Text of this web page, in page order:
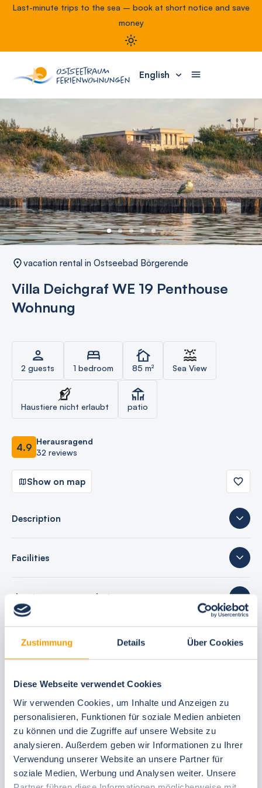
Zustimmung Details Über Cookies
Diese Webseite verwendet Cookies
Wir verwenden Cookies, um Inhalte und Anzeigen zu
personalisieren, Funktionen für soziale Medien anbieten
zu können und die Zugriffe auf unsere Website zu
analysieren. Außerdem geben wir Informationen zu Ihrer
Verwendung unserer Website an unsere Partner für
soziale Medien, Werbung und Analysen weiter. Unsere
Last-minute trips to the sea – book at short notice and save
money
English
vacation rental in Ostseebad Börgerende
Villa Deichgraf WE 19 Penthouse
Wohnung
2 guests 1 bedroom 85 m² Sea View
Haustiere nicht erlaubt patio
4.9 Herausragend
32 reviews
Show on map
Description
Facilities
sleeping accommodations
Your booking benefits
best price guarantee
Reserve free of charge for 24 hours
30 Tage vor Anreise kostenfrei stornieren
Flexible arrival and departure 24/7